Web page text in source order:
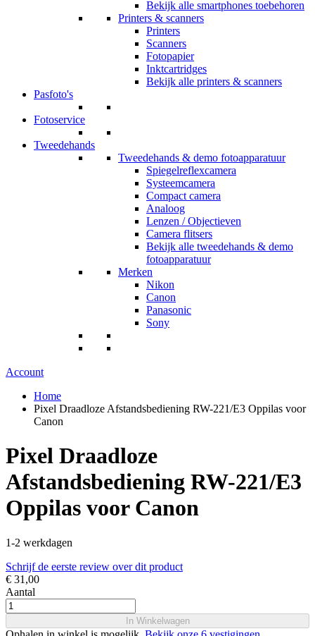
Bekijk alle smartphones toebehoren
Printers & scanners
Printers
Scanners
Fotopapier
Inktcartridges
Bekijk alle printers & scanners
Pasfoto's
Fotoservice
Tweedehands
Tweedehands & demo fotoapparatuur
Spiegelreflexcamera
Systeemcamera
Compact camera
Analoog
Lenzen / Objectieven
Camera flitsers
Bekijk alle tweedehands & demo
fotoapparatuur
Merken
Nikon
Canon
Panasonic
Sony
Account
Home
Pixel Draadloze Afstandsbediening RW-221/E3 Oppilas voor
Canon
Pixel Draadloze
Afstandsbediening RW-221/E3
Oppilas voor Canon
1-2 werkdagen
Schrijf de eerste review over dit product
€ 31,00
Aantal
In Winkelwagen